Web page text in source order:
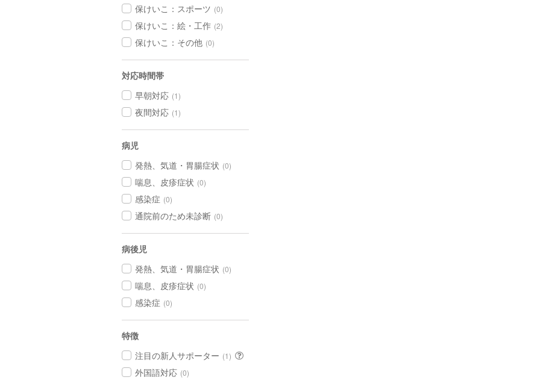
保けいこ：スポーツ (0)
保けいこ：絵・工作 (2)
保けいこ：その他 (0)
対応時間帯
早朝対応 (1)
夜間対応 (1)
病児
発熱、気道・胃腸症状 (0)
喘息、皮疹症状 (0)
感染症 (0)
通院前のため未診断 (0)
病後児
発熱、気道・胃腸症状 (0)
喘息、皮疹症状 (0)
感染症 (0)
特徴
注目の新人サポーター (1)
外国語対応 (0)